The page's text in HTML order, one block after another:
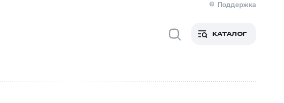
Поддержка
Медиа-центр
КонтактыНовости в регионе
Контроль и аудитРынок акций
КАТАЛОГ